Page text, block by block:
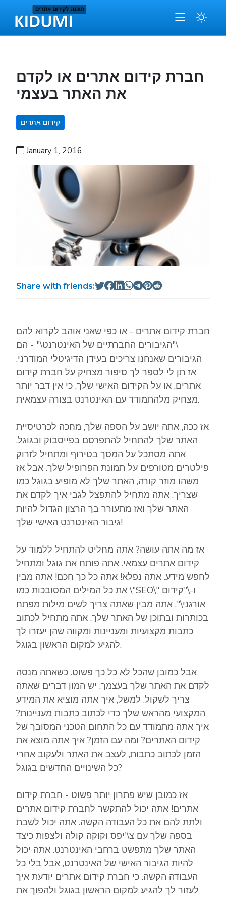
חברת קידום אתרים או לקדם
את האתר בעצמי
קידום אתרים
January 1, 2016
Share with friends:
חברת קידום אתרים - או כפי שאני אוהב לקרוא להם
\"הגיבורים החברתיים של האינטרנט\" - הם
הגיבורים שאנחנו צריכים בעידן הדיגיטלי המודרני.
אז תן לי לספר לך סיפור מצחיק על חברת קידום
אתרים, או על הקידום האישי שלך, כי אין דבר יותר
מצחיק מלהתמודד עם האינטרנט בצורה עצמאית.
אז ככה, אתה יושב על הספה שלך, מחכה לכרטיסיית
האתר שלך להתחיל להתפרסם בפייסבוק ובגוגל.
אתה מסתכל על המסך בטירוף ומתחיל לזרוק
פילטרים מטורפים על תמונת הפרופיל שלך. אבל אז
משהו מוזר קורה, האתר שלך לא מופיע בגוגל כמו
שצריך. אתה מתחיל להתפצל לגבי איך לקדם את
האתר שלך ואז מתעורר בך הרצון הגדול להיות
גיבור האינטרנט האישי שלך!
אז מה אתה עושה? אתה מחליט להתחיל ללמוד על
קידום אתרים עצמאי. אתה פותח את גוגל ומתחיל
לחפש מידע. אתה נפלא! אתה כל כך חכם! אתה מבין
את כל המילים המסובכות כמו \"SEO\" ו-\"קידום
אורגני\". אתה מבין שאתה צריך לשים מילות מפתח
בכותרות ובתוכן של האתר שלך. אתה מתחיל לכתוב
כתבות מקצועיות ומעניינות ומקווה שהן יעזרו לך
להגיע למקום הראשון בגוגל.
אבל כמובן שהכל לא כל כך פשוט. כשאתה מנסה
לקדם את האתר שלך בעצמך, יש המון דברים שאתה
צריך לשקול. למשל, איך אתה מוציא את המידע
המקצועי מהראש שלך כדי לכתוב כתבות מעניינות?
איך אתה מתמודד עם כל התחום הטכני המסובך של
קידום האתרים? ומה עם הזמן? איך אתה מוצא את
הזמן לכתוב כתבות, לעצב את האתר ולעקוב אחרי
כל השינויים החדשים בגוגל?
אז כמובן שיש פתרון יותר פשוט - חברת קידום
אתרים! אתה יכול להתקשר לחברת קידום אתרים
ולתת להם את כל העבודה הקשה. אתה יכול לשבת
בספה שלך עם צ\'יפס וקוקה קולה ולצפות כיצד
האתר שלך מתפשט ברחבי האינטרנט. אתה יכול
להיות הגיבור האישי של האינטרנט, אבל בלי כל
העבודה הקשה. כי חברת קידום אתרים יודעת איך
לעזור לך להגיע למקום הראשון בגוגל ולהפוך את